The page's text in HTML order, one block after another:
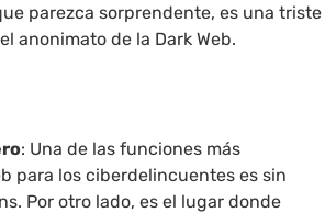
parezca sorprendente, es una triste
anonimato de la Dark Web.
: Una de las funciones más
para los ciberdelincuentes es sin
Por otro lado, es el lugar donde